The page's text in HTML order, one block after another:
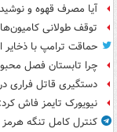
آیا مصرف قهوه و
توقف طولانی
حماقت ترامپ با ذخایر
چرا تابستان فصل
دستگیری قاتل فراری
نیویورک تایمز فاش
کنترل کامل تنگه